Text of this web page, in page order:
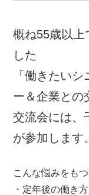
概ね55歳以上
した
「働きたい
ー＆企業との
交流会には、
が参加します。
こんな悩みをも
・定年後の働き